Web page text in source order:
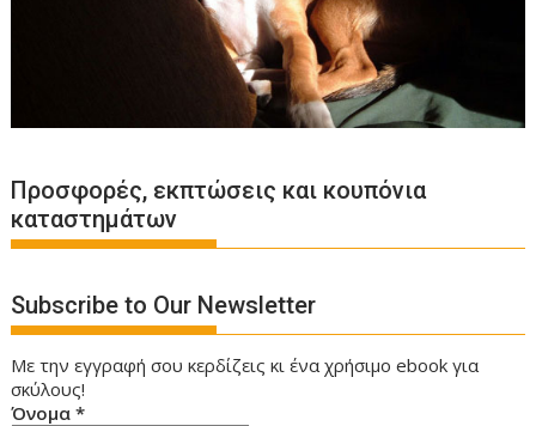
Προσφορές, εκπτώσεις και κουπόνια
καταστημάτων
Subscribe to Our Newsletter
Με την εγγραφή σου κερδίζεις κι ένα χρήσιμο ebook για
σκύλους!
Όνομα*